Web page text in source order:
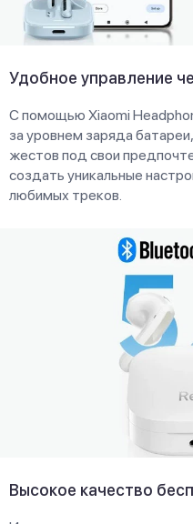
Удобное управление
С помощью Xiaomi
за уровнем заряда
жестов под свои
создать уникальные
любимых треков.
Высокое качество